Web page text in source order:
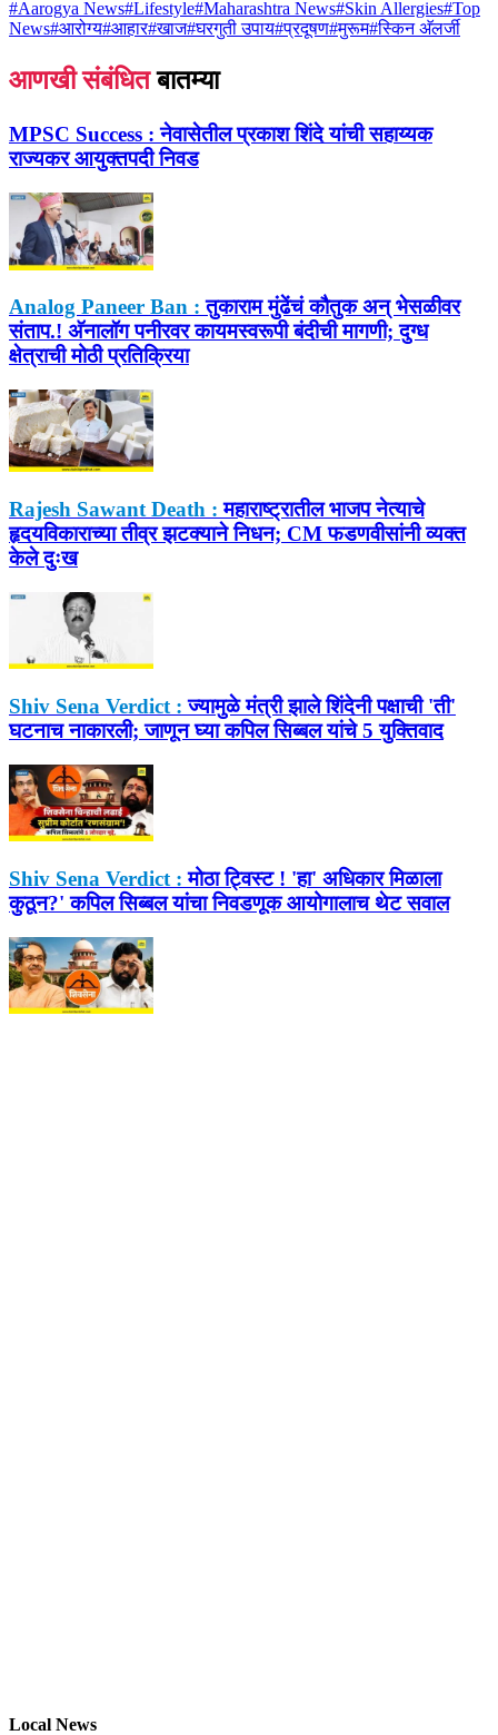
#Aarogya News#Lifestyle#Maharashtra News#Skin Allergies#Top
News#आरोग्य#आहार#खाज#घरगुती उपाय#प्रदूषण#मुरूम#स्किन अ‍ॅलर्जी
आणखी संबंधित बातम्या
MPSC Success : नेवासेतील प्रकाश शिंदे यांची सहाय्यक
राज्यकर आयुक्तपदी निवड
Analog Paneer Ban : तुकाराम मुंढेंचं कौतुक अन् भेसळीवर
संताप.! अ‍ॅनालॉग पनीरवर कायमस्वरूपी बंदीची मागणी; दुग्ध
क्षेत्राची मोठी प्रतिक्रिया
Rajesh Sawant Death : महाराष्ट्रातील भाजप नेत्याचे
हृदयविकाराच्या तीव्र झटक्याने निधन; CM फडणवीसांनी व्यक्त
केले दुःख
Shiv Sena Verdict : ज्यामुळे मंत्री झाले शिंदेनी पक्षाची 'ती'
घटनाच नाकारली; जाणून घ्या कपिल सिब्बल यांचे 5 युक्तिवाद
Shiv Sena Verdict : मोठा ट्विस्ट ! 'हा' अधिकार मिळाला
कुठून?' कपिल सिब्बल यांचा निवडणूक आयोगालाच थेट सवाल
Local News